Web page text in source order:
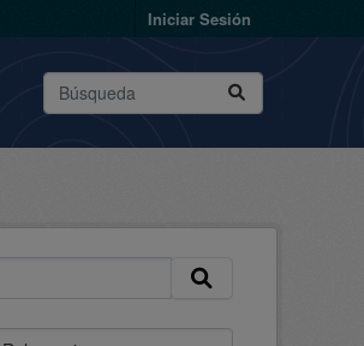
Iniciar Sesión